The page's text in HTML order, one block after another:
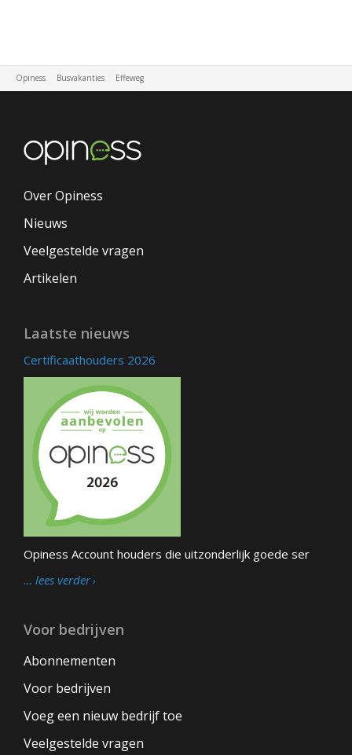
Opiness Busvakanties Effeweg
Over Opiness
Nieuws
Veelgestelde vragen
Artikelen
Laatste nieuws
Certificaathouders 2026
Opiness Account houders die uitzonderlijk goede ser
… lees verder
Voor bedrijven
Abonnementen
Voor bedrijven
Voeg een nieuw bedrijf toe
Veelgestelde vragen